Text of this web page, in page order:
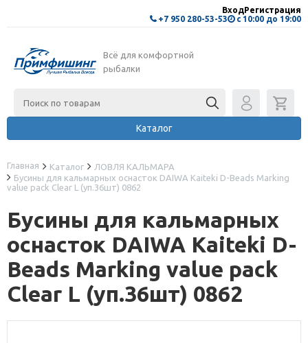
+7 950 280-53-53 с 10:00 до 19:00
ВходРегистрация
Всё для комфортной
рыбалки
Каталог
Главная Каталог
ЛОВЛЯ КАЛЬМАРА
Бусины для кальмарных оснасток DAIWA Kaiteki D-Beads Marking
value pack Clear L (уп.36шт) 0862
Бусины для кальмарных
оснасток DAIWA Kaiteki D-
Beads Marking value pack
Clear L (уп.36шт) 0862